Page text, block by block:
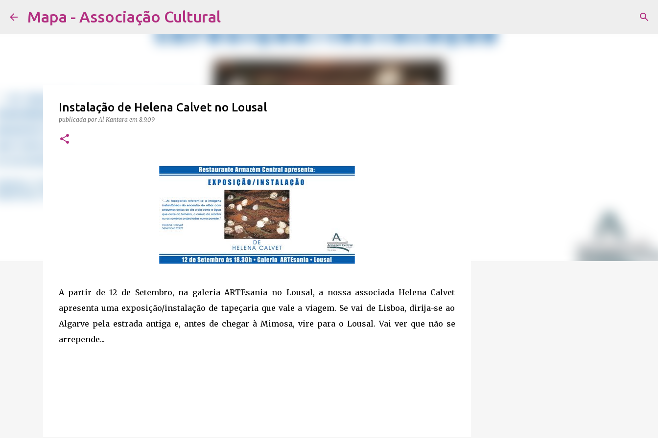
Mapa - Associação Cultural
Instalação de Helena Calvet no Lousal
publicada porAl Kantara em 8.9.09
A partir de 12 de Setembro, na galeria ARTEsania no Lousal, a nossa associada Helena Calvet
apresenta uma exposição/instalação de tapeçaria que vale a viagem. Se vai de Lisboa, dirija-se ao
Algarve pela estrada antiga e, antes de chegar à Mimosa, vire para o Lousal. Vai ver que não se
arrepende...